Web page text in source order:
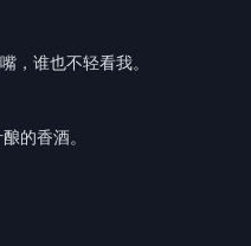
，谁也不轻看我。
的香酒。